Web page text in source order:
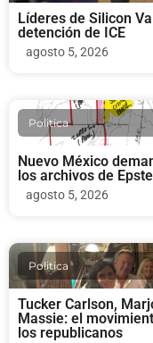
Líderes de Silicon
detención de ICE
agosto 5, 2026
Politica
Nuevo México
los archivos de
agosto 5, 2026
Politica
Tucker Carlson,
Massie: el
los republicanos